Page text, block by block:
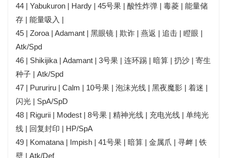
44 | Yabukuron | Hardy | 45号果 | 酸性炸弹 | 毒菱 | 能量储
存 | 能量吸入 |
45 | Zoroa | Adamant | 黑眼镜 | 欺诈 | 燕返 | 追击 | 瞪眼 |
Atk/Spd
46 | Shikijika | Adamant | 3号果 | 连环踢 | 暗算 | 扔沙 | 寄生
种子 | Atk/Spd
47 | Pururiru | Calm | 10号果 | 泡沫光线 | 黑夜魔影 | 着迷 |
闪光 | SpA/SpD
48 | Rigurii | Modest | 8号果 | 精神光线 | 充电光线 | 单纯光
线 | 回复封印 | HP/SpA
49 | Komatana | Impish | 41号果 | 暗算 | 金属爪 | 寻衅 | 铁
壁 | Atk/Def